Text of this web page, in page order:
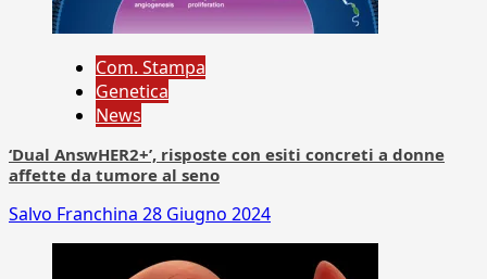
Com. Stampa
Genetica
News
‘Dual AnswHER2+’, risposte con esiti concreti a donne
affette da tumore al seno
Salvo Franchina 28 Giugno 2024